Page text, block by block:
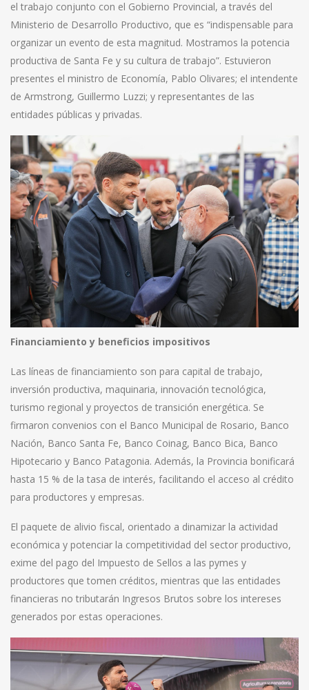
el trabajo conjunto con el Gobierno Provincial, a través del
Ministerio de Desarrollo Productivo, que es “indispensable para
organizar un evento de esta magnitud. Mostramos la potencia
productiva de Santa Fe y su cultura de trabajo”. Estuvieron
presentes el ministro de Economía, Pablo Olivares; el intendente
de Armstrong, Guillermo Luzzi; y representantes de las
entidades públicas y privadas.
Financiamiento y beneficios impositivos
Las líneas de financiamiento son para capital de trabajo,
inversión productiva, maquinaria, innovación tecnológica,
turismo regional y proyectos de transición energética. Se
firmaron convenios con el Banco Municipal de Rosario, Banco
Nación, Banco Santa Fe, Banco Coinag, Banco Bica, Banco
Hipotecario y Banco Patagonia. Además, la Provincia bonificará
hasta 15 % de la tasa de interés, facilitando el acceso al crédito
para productores y empresas.
El paquete de alivio fiscal, orientado a dinamizar la actividad
económica y potenciar la competitividad del sector productivo,
exime del pago del Impuesto de Sellos a las pymes y
productores que tomen créditos, mientras que las entidades
financieras no tributarán Ingresos Brutos sobre los intereses
generados por estas operaciones.